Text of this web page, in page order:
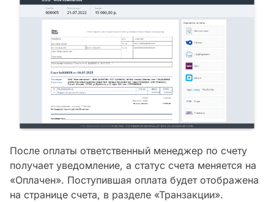
После оплаты ответственный менеджер по счету
получает уведомление, а статус счета меняется на
«Оплачен». Поступившая оплата будет отображена
на странице счета, в разделе «Транзакции».